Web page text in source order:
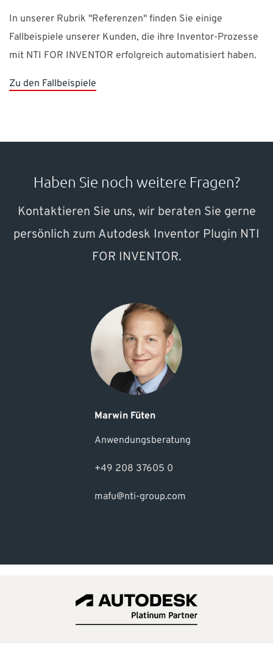
In unserer Rubrik "Referenzen" finden Sie einige
Fallbeispiele unserer Kunden, die ihre Inventor-Prozesse
mit NTI FOR INVENTOR erfolgreich automatisiert haben.
Zu den Fallbeispiele
Haben Sie noch weitere Fragen?
Kontaktieren Sie uns, wir beraten Sie gerne
persönlich zum Autodesk Inventor Plugin NTI
FOR INVENTOR.
Marwin Füten
Anwendungsberatung
+49 208 37605 0
mafu@nti-group.com